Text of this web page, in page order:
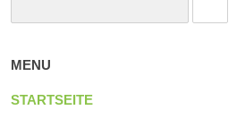
MENU
STARTSEITE